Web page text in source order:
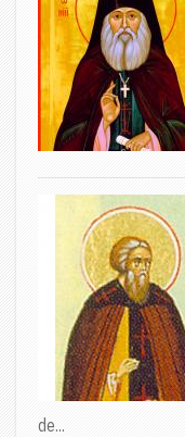
de...